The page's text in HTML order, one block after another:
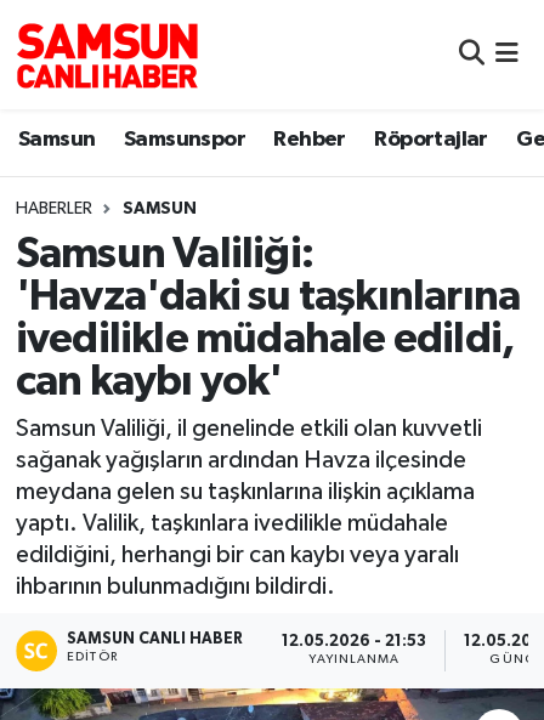
Samsun Samsunspor Rehber Röportajlar
HABERLER SAMSUN
Samsun Valiliği:
'Havza'daki su taşkınlarına
ivedilikle müdahale edildi,
can kaybı yok'
Samsun Valiliği, il genelinde etkili olan kuvvetli
sağanak yağışların ardından Havza ilçesinde
meydana gelen su taşkınlarına ilişkin açıklama
yaptı. Valilik, taşkınlara ivedilikle müdahale
edildiğini, herhangi bir can kaybı veya yaralı
ihbarının bulunmadığını bildirdi.
SAMSUN CANLI HABER
EDITÖR
12.05.2026 - 21:53
YAYINLANMA
Samsun
Sokak Röportajları
Dünya
Eğitim
Sağlık
Yemek
Manşet Haberi
Samsun Nöbetçi Eczaneler
Samsun Hava Durumu
Samsun Namaz Vakitleri
Samsun Trafik Yoğunluk Haritası
Süper Lig Puan Durumu ve Fikstür
Tüm Manşetler
Son Dakika Haberleri
Haber Arşivi